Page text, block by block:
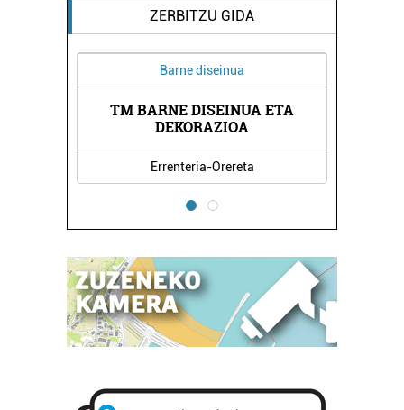
ZERBITZU GIDA
Barne diseinua
TM BARNE DISEINUA ETA
DEKORAZIOA
Errenteria-Orereta